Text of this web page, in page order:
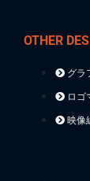
OTHER
グラ
ロゴ
映像